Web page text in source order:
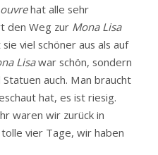
hat alle sehr
den Weg zur Mona Lisa
viel schöner aus als auf
Lisawar schön, sondern
auch. Man braucht
hat, es ist riesig.
waren wir zurück in
vier Tage, wir haben